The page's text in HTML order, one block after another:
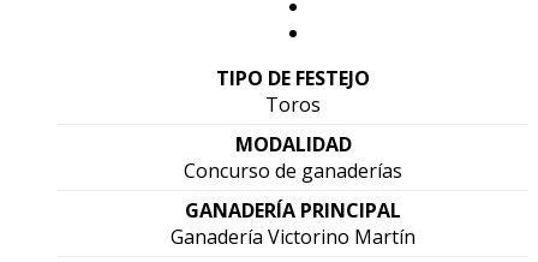
TIPO DE FESTEJO
Toros
MODALIDAD
Concurso de ganaderías
GANADERÍA PRINCIPAL
Ganadería Victorino Martín